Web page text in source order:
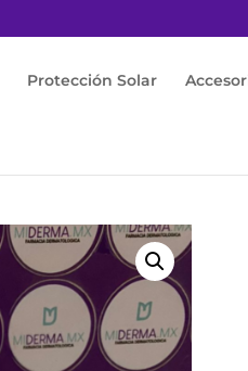
Protección Solar